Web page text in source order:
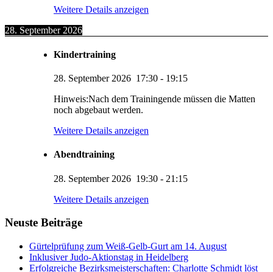
Weitere Details anzeigen
28. September 2026
Kindertraining
28. September 2026 17:30 - 19:15
Hinweis:Nach dem Trainingende müssen die Matten
noch abgebaut werden.
Weitere Details anzeigen
Abendtraining
28. September 2026 19:30 - 21:15
Weitere Details anzeigen
Neuste Beiträge
Gürtelprüfung zum Weiß-Gelb-Gurt am 14. August
Inklusiver Judo-Aktionstag in Heidelberg
Erfolgreiche Bezirksmeisterschaften: Charlotte Schmidt löst
KUMI – Dein KI-Assistent
1. Viernheimer Judo-Club e.V.